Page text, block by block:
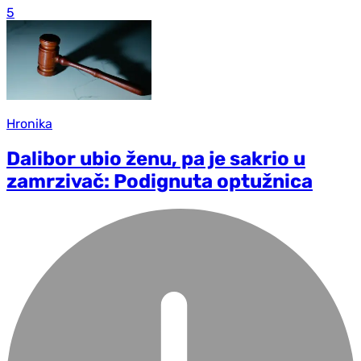
5
Hronika
Dalibor ubio ženu, pa je sakrio u
zamrzivač: Podignuta optužnica